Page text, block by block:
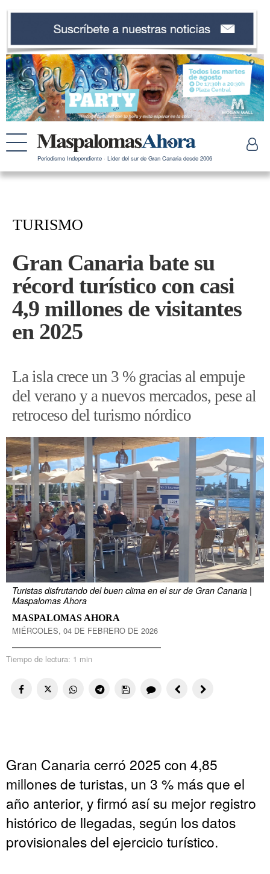
Periodismo Independiente · Líder del sur de Gran Canaria desde 2006
TURISMO
Gran Canaria bate su
récord turístico con casi
4,9 millones de visitantes
en 2025
La isla crece un 3 % gracias al empuje
del verano y a nuevos mercados, pese al
retroceso del turismo nórdico
Turistas disfrutando del buen clima en el sur de Gran Canaria |
Maspalomas Ahora
MASPALOMAS AHORA
MIÉRCOLES, 04 DE FEBRERO DE 2026
Tiempo de lectura: 1 min
Gran Canaria cerró 2025 con 4,85
millones de turistas, un 3 % más que el
año anterior, y firmó así su mejor registro
histórico de llegadas, según los datos
provisionales del ejercicio turístico.